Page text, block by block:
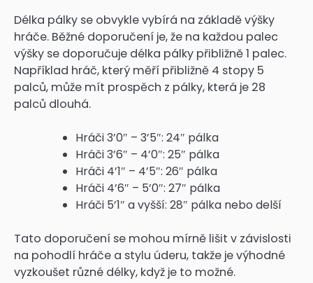
Délka pálky se obvykle vybírá na základě výšky
hráče. Běžné doporučení je, že na každou palec
výšky se doporučuje délka pálky přibližně 1 palec.
Například hráč, který měří přibližně 4 stopy 5
palců, může mít prospěch z pálky, která je 28
palců dlouhá.
Hráči 3’0″ – 3’5″: 24″ pálka
Hráči 3’6″ – 4’0″: 25″ pálka
Hráči 4’1″ – 4’5″: 26″ pálka
Hráči 4’6″ – 5’0″: 27″ pálka
Hráči 5’1″ a vyšší: 28″ pálka nebo delší
Tato doporučení se mohou mírně lišit v závislosti
na pohodlí hráče a stylu úderu, takže je výhodné
vyzkoušet různé délky, když je to možné.